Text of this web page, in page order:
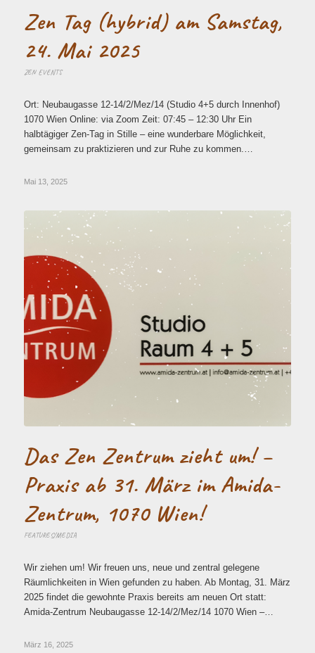
Zen Tag (hybrid) am Samstag,
24. Mai 2025
ZEN EVENTS
Ort: Neubaugasse 12-14/2/Mez/14 (Studio 4+5 durch Innenhof)
1070 Wien Online: via Zoom Zeit: 07:45 – 12:30 Uhr Ein
halbtägiger Zen-Tag in Stille – eine wunderbare Möglichkeit,
gemeinsam zu praktizieren und zur Ruhe zu kommen.…
Mai 13, 2025
Das Zen Zentrum zieht um! –
Praxis ab 31. März im Amida-
Zentrum, 1070 Wien!
FEATURES/MEDIA
Wir ziehen um! Wir freuen uns, neue und zentral gelegene
Räumlichkeiten in Wien gefunden zu haben. Ab Montag, 31. März
2025 findet die gewohnte Praxis bereits am neuen Ort statt:
Amida-Zentrum Neubaugasse 12-14/2/Mez/14 1070 Wien –…
März 16, 2025